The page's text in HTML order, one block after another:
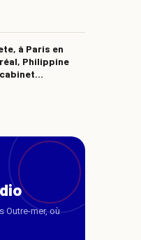
à Paris en
Philippine
Outre-mer, où